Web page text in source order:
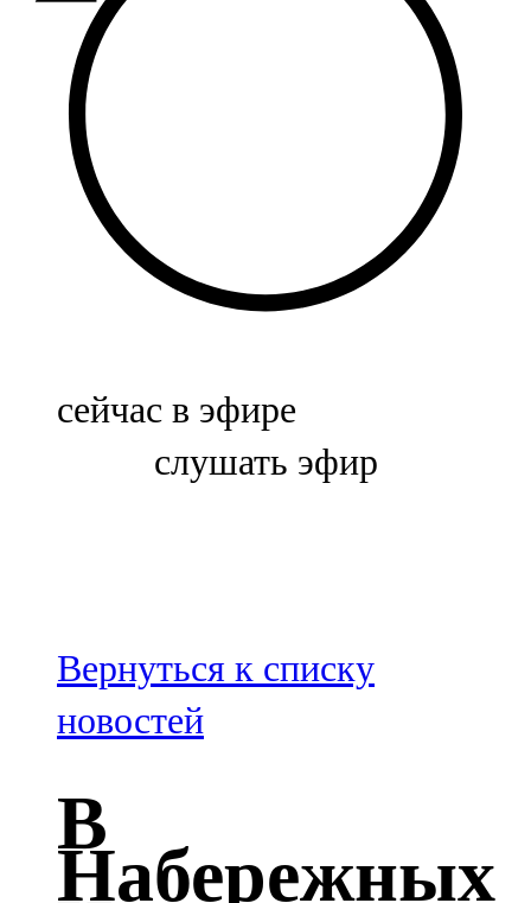
107,1 FM
Балык бистәсе
104,9 FM
Баулы
107,5 FM
Биләр
Болгар
100,3 FM
Зәй
106,6 FM
Кадыбаш
105,2 FM
сейчас в эфире
слушать эфир
Вернуться к списку
новостей
В
Набережных